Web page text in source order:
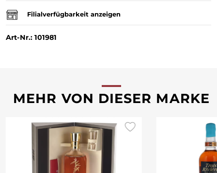
Filialverfügbarkeit anzeigen
Art-Nr.: 101981
MEHR VON DIESER MARKE